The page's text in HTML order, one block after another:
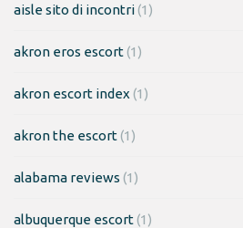
aisle sito di incontri(1)
akron eros escort(1)
akron escort index (1)
akron the escort(1)
alabama reviews (1)
albuquerque escort(1)